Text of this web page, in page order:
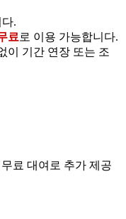
.
료 로 이용 가능합니다.
이 기간 연장 또는 조
료 대여로 추가 제공